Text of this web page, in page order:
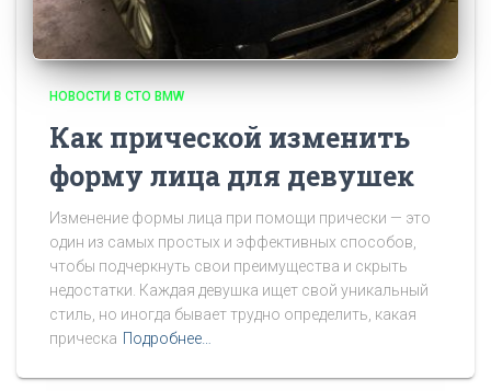
НОВОСТИ В СТО BMW
Как прической изменить
форму лица для девушек
Изменение формы лица при помощи прически — это
один из самых простых и эффективных способов,
чтобы подчеркнуть свои преимущества и скрыть
недостатки. Каждая девушка ищет свой уникальный
стиль, но иногда бывает трудно определить, какая
прическа Подробнее…